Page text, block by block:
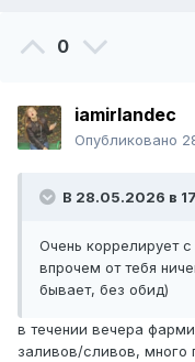
0
iamirlandec
Опубликовано
В 28.05.2026 в
Очень коррелирует
впрочем от тебя
бывает, без обид)
в течении вечера
заливов/сливов, много